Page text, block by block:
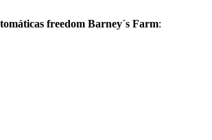
freedom Barney´s Farm: